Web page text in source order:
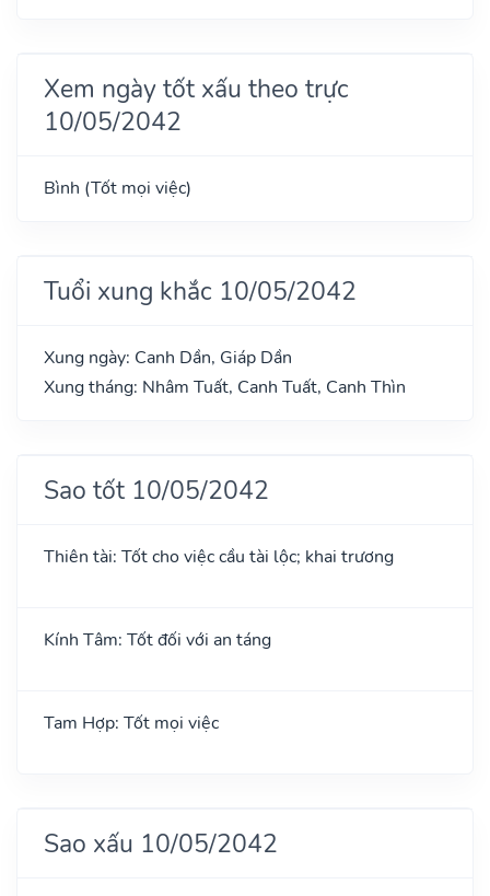
Xem ngày tốt xấu theo trực
10/05/2042
Bình (Tốt mọi việc)
Tuổi xung khắc 10/05/2042
Xung ngày: Canh Dần, Giáp Dần
Xung tháng: Nhâm Tuất, Canh Tuất, Canh Thìn
Sao tốt 10/05/2042
Thiên tài: Tốt cho việc cầu tài lộc; khai trương
Kính Tâm: Tốt đối với an táng
Tam Hợp: Tốt mọi việc
Sao xấu 10/05/2042